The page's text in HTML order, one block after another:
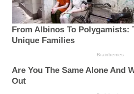
From Albinos To Polygamists:
Unique Families
Brainberries
Are You The Same Alone And
Out